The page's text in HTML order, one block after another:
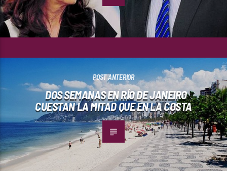
POST ANTERIOR
DOS SEMANAS EN RÍO DE JANEIRO
CUESTAN LA MITAD QUE EN LA COSTA